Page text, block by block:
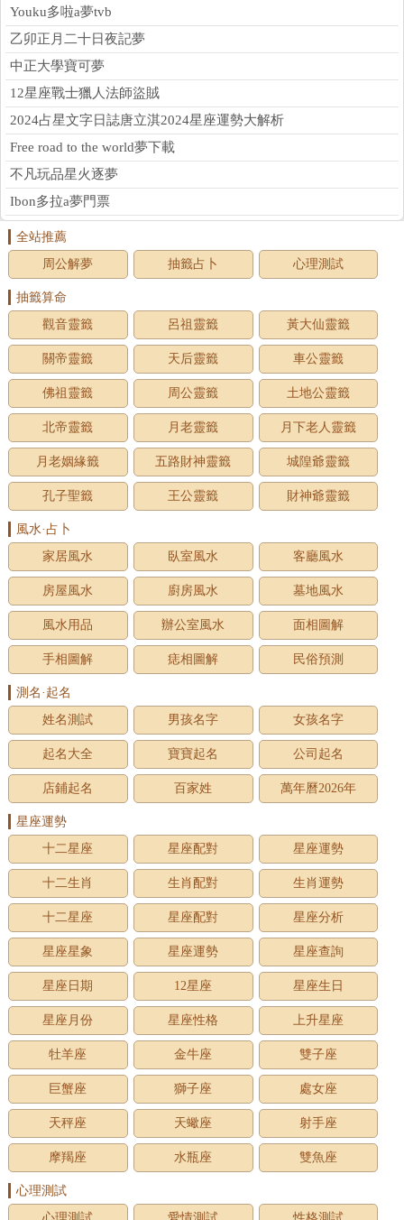
Youku多啦a夢tvb
乙卯正月二十日夜記夢
中正大學寶可夢
12星座戰士獵人法師盜賊
2024占星文字日誌唐立淇2024星座運勢大解析
Free road to the world夢下載
不凡玩品星火逐夢
Ibon多拉a夢門票
全站推薦
周公解夢
抽籤占卜 心理測試
抽籤算命
觀音靈籤
呂祖靈籤 黃大仙靈籤
關帝靈籤 天后靈籤 車公靈籤
佛祖靈籤 周公靈籤 土地公靈籤
北帝靈籤 月老靈籤 月下老人靈籤
月老姻緣籤 五路財神靈籤 城隍爺靈籤
孔子聖籤 王公靈籤 財神爺靈籤
風水·占卜
家居風水
臥室風水 客廳風水
房屋風水 廚房風水 墓地風水
風水用品 辦公室風水 面相圖解
手相圖解 痣相圖解 民俗預測
測名·起名
姓名測試
男孩名字 女孩名字
起名大全 寶寶起名 公司起名
店鋪起名 百家姓 萬年曆2026年
星座運勢
十二星座
星座配對 星座運勢
十二生肖 生肖配對 生肖運勢
十二星座 星座配對 星座分析
星座星象 星座運勢 星座查詢
星座日期 12星座 星座生日
星座月份 星座性格 上升星座
牡羊座 金牛座 雙子座
巨蟹座 獅子座 處女座
天秤座 天蠍座 射手座
摩羯座 水瓶座 雙魚座
心理測試